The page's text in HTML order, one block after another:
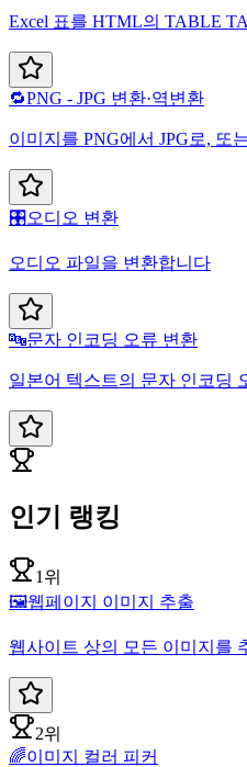
Excel 표를 HTML의 TABLE
🔁PNG - JPG 변환·역변환
이미지를 PNG에서 JPG로, 또
🎛️오디오 변환
오디오 파일을 변환합니다
🔤문자 인코딩 오류 변환
일본어 텍스트의 문자 인코딩
인기 랭킹
1위
🖼️웹페이지 이미지 추출
웹사이트 상의 모든 이미지를
2위
🌈이미지 컬러 피커